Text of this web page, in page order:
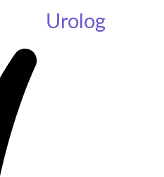
Urolog